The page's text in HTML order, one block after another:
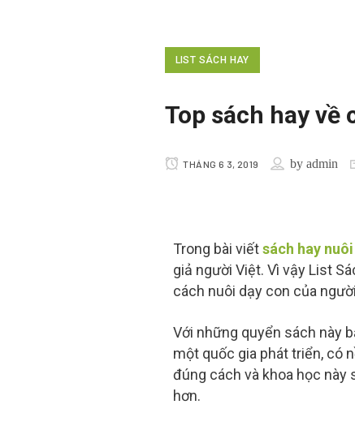
LIST SÁCH HAY
Top sách hay về
THÁNG 6 3, 2019 byadmin
Trong bài viếtsách hay
giả người Việt. Vì vậy List
cách nuôi dạy con của
Với những quyển sách này
một quốc gia phát triển, có
đúng cách và khoa học này
hơn.